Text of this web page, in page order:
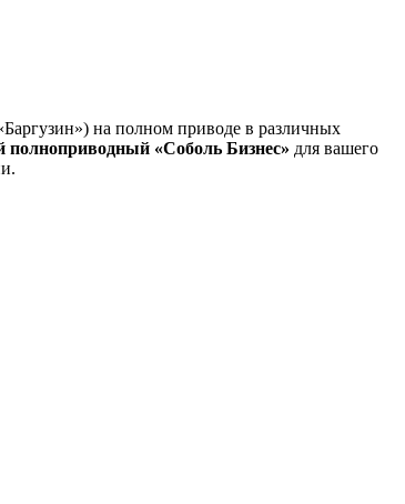
на полном приводе в различных
полноприводный «Соболь Бизнес» для вашего